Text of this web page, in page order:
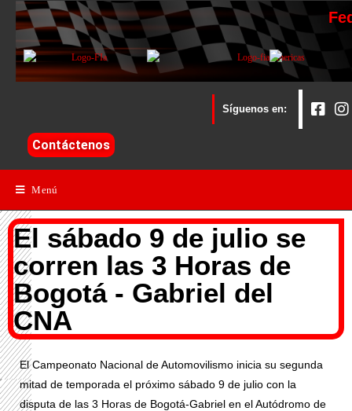
Síguenos en:
Contáctenos
Menú
El sábado 9 de julio se
corren las 3 Horas de
Bogotá - Gabriel del
CNA
El Campeonato Nacional de Automovilismo inicia su segunda
mitad de temporada el próximo sábado 9 de julio con la
disputa de las 3 Horas de Bogotá-Gabriel en el Autódromo de